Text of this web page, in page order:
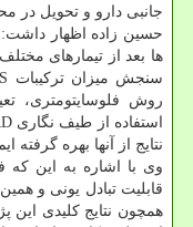
جانبی دارو و تحویل در
حسین زاده اظهار داشت:
ها بعد از تیمارهای
نتایج از آنها بهره گرفته
وی با اشاره به این كه
قابلیت تبادل یونی و
همچون نتایج كلیدی